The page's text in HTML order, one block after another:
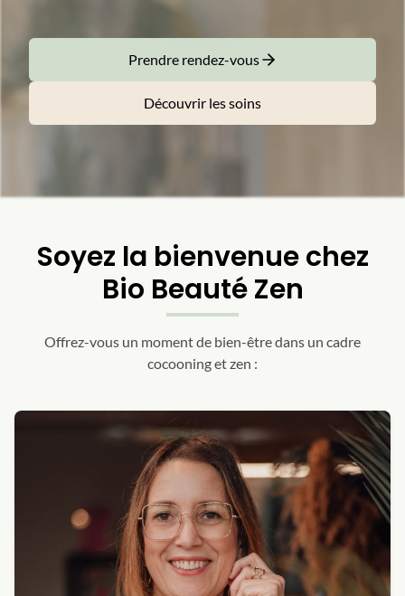
Prendre rendez-vous
Découvrir les soins
Soyez la bienvenue chez
Bio Beauté Zen
Offrez-vous un moment de bien-être dans un cadre
cocooning et zen :